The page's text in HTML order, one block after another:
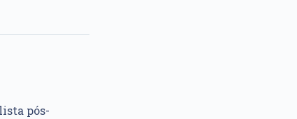
pós-